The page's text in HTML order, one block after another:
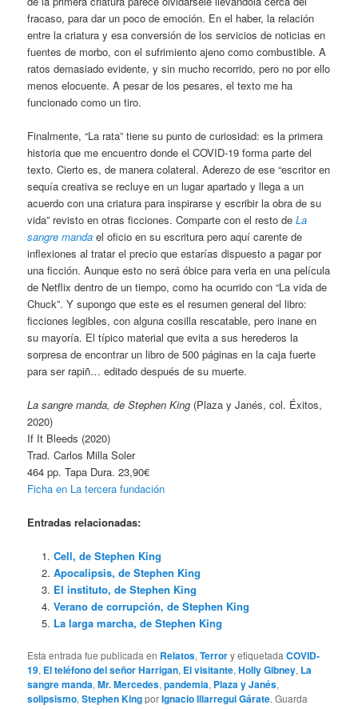
fracaso, para dar un poco de emoción. En el haber, la relación
entre la criatura y esa conversión de los servicios de noticias en
fuentes de morbo, con el sufrimiento ajeno como combustible. A
ratos demasiado evidente, y sin mucho recorrido, pero no por ello
menos elocuente. A pesar de los pesares, el texto me ha
funcionado como un tiro.
Finalmente, “La rata” tiene su punto de curiosidad: es la primera
historia que me encuentro donde el COVID-19 forma parte del
texto. Cierto es, de manera colateral. Aderezo de ese “escritor en
sequía creativa se recluye en un lugar apartado y llega a un
acuerdo con una criatura para inspirarse y escribir la obra de su
vida” revisto en otras ficciones. Comparte con el resto deLa
sangre manda el oficio en su escritura pero aquí carente de
inflexiones al tratar el precio que estarías dispuesto a pagar por
una ficción. Aunque esto no será óbice para verla en una película
de Netflix dentro de un tiempo, como ha ocurrido con “La vida de
Chuck”. Y supongo que este es el resumen general del libro:
ficciones legibles, con alguna cosilla rescatable, pero inane en
su mayoría. El típico material que evita a sus herederos la
sorpresa de encontrar un libro de 500 páginas en la caja fuerte
para ser rapiñ… editado después de su muerte.
La sangre manda, de Stephen King (Plaza y Janés, col. Éxitos,
2020)
If It Bleeds (2020)
Trad. Carlos Milla Soler
464 pp. Tapa Dura. 23,90€
Ficha en La tercera fundación
Entradas relacionadas:
Cell, de Stephen King
Apocalipsis, de Stephen King
El instituto, de Stephen King
Verano de corrupción, de Stephen King
La larga marcha, de Stephen King
Esta entrada fue publicada en Relatos,Terrory etiquetadaCOVID-
19, El teléfono del señor Harrigan, El visitante,Holly Gibney, La
sangre manda,Mr. Mercedes,pandemia, Plaza y Janés,
solipsismo,Stephen KingporIgnacio Illarregui Gárate. Guarda